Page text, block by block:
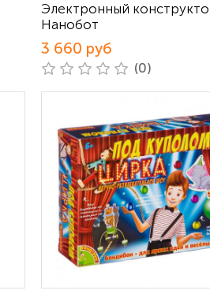
Электронный
Нанобот
3 660 руб
(0)